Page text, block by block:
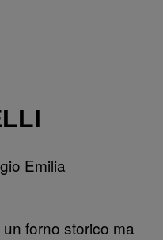
forno storico ma